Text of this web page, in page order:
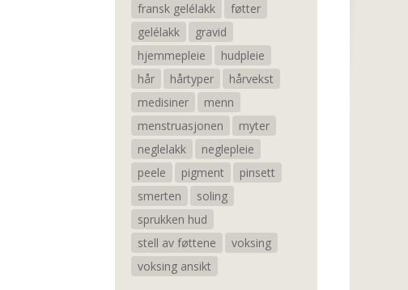
fransk gelélakk
føtter
gelélakk
gravid
hjemmepleie
hudpleie
hår
hårtyper
hårvekst
medisiner
menn
menstruasjonen
myter
neglelakk
neglepleie
peele
pigment
pinsett
smerten
soling
sprukken hud
stell av føttene
voksing
voksing ansikt